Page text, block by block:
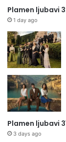
Plamen ljubavi
1 day ago
Plamen ljubavi
3 days ago